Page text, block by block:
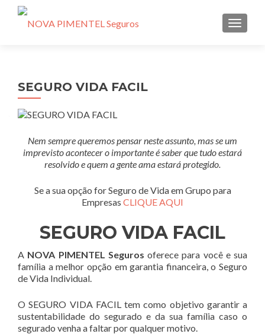
SEGURO VIDA FACIL
Nem sempre queremos pensar neste assunto, mas se um
imprevisto acontecer o importante é saber que tudo estará
resolvido e quem a gente ama estará protegido.
Se a sua opção for Seguro de Vida em Grupo para
Empresas CLIQUE AQUI
SEGURO VIDA FACIL
A NOVA PIMENTEL Seguros oferece para você e sua
família a melhor opção em garantia financeira, o Seguro
de Vida Individual.
O SEGURO VIDA FACIL tem como objetivo garantir a
sustentabilidade do segurado e da sua família caso o
segurado venha a faltar por qualquer motivo.